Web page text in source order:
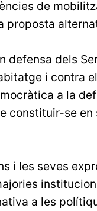
de
proposta
defensa dels
i contra
a la
constituir-se
i les seves
a les